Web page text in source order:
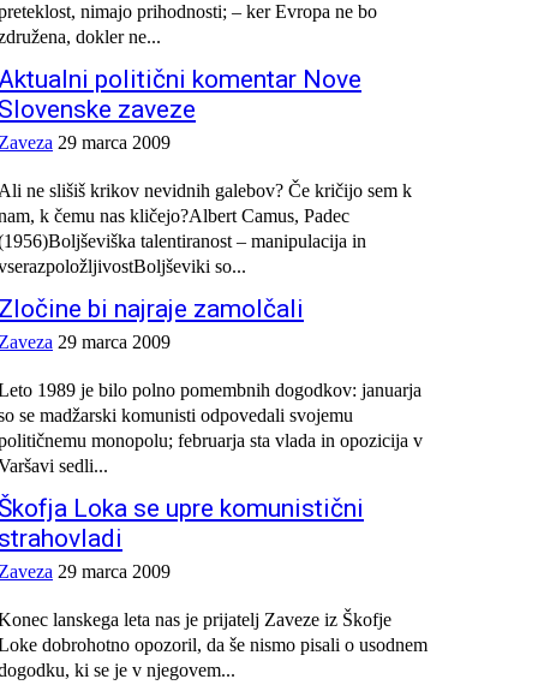
nimajo prihodnosti; – ker Evropa ne bo
dokler ne...
politični komentar Nove
zaveze
29 marca 2009
ne slišiš krikov nevidnih galebov? Če kričijo sem k
k čemu nas kličejo?Albert Camus, Padec
talentiranost – manipulacija in
so...
bi najraje zamolčali
29 marca 2009
1989 je bilo polno pomembnih dogodkov: januarja
se madžarski komunisti odpovedali svojemu
monopolu; februarja sta vlada in opozicija v
sedli...
Loka se upre komunistični
29 marca 2009
lanskega leta nas je prijatelj Zaveze iz Škofje
dobrohotno opozoril, da še nismo pisali o usodnem
ki se je v njegovem...